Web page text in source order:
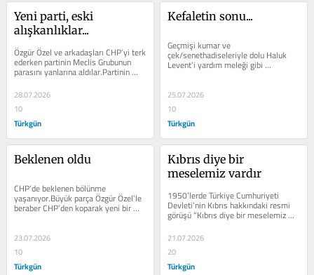
Yeni parti, eski
alışkanlıklar...
Özgür Özel ve arkadaşları CHP’yi terk
ederken partinin Meclis Grubunun
parasını yanlarına aldılar.Partinin
bilgisayarlarını,...
28.07.2026
10
Türkgün
Kefaletin sonu...
Geçmişi kumar ve
çek/senethadiseleriyle dolu Haluk
Levent’i yardım meleği gibi
kanatlandıranlar şimdi suskunluk
25.07.2026
10
Türkgün
Beklenen oldu
CHP’de beklenen bölünme
yaşanıyor.Büyük parça Özgür Özel’le
beraber CHP’den koparak yeni bir
serüvene atılacak. Siyasetin...
23.07.2026
10
Türkgün
Kıbrıs diye bir
meselemiz vardır
1950’lerde Türkiye Cumhuriyeti
Devleti’nin Kıbrıs hakkındaki resmi
görüşü “Kıbrıs diye bir meselemiz
yoktur” cüml...
21.07.2026
20
Türkgün